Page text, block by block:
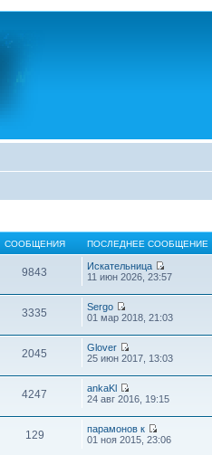
СООБЩЕНИЯ ПОСЛЕДНЕЕ СООБЩЕНИЕ
9843
Искательница
11 июн 2026, 23:57
3335
Sergo
01 мар 2018, 21:03
2045
Glover
25 июн 2017, 13:03
4247
ankaKl
24 авг 2016, 19:15
129
парамонов к
01 ноя 2015, 23:06